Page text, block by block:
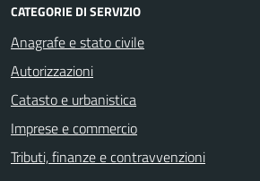
CATEGORIE DI SERVIZIO
Anagrafe e stato civile
Autorizzazioni
Catasto e urbanistica
Imprese e commercio
Tributi, finanze e contravvenzioni